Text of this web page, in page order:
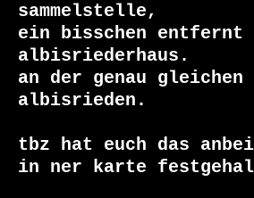
sammelstelle,
ein bisschen entfernt
albisriederhaus.
an der genau
albisrieden.
tbz hat euch das
in ner karte